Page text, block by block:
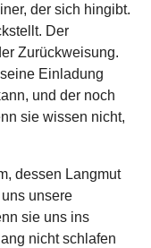
der sich hingibt.
Der
Zurückweisung.
Einladung
und der noch
sie wissen nicht,
dessen Langmut
unsere
sie uns ins
nicht schlafen